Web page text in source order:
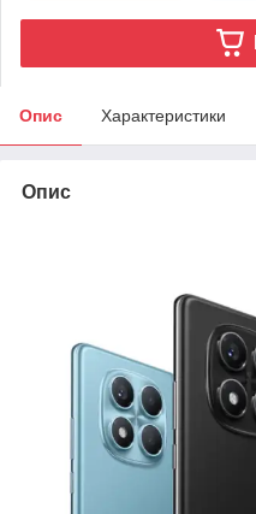
Опис Характеристики
Опис